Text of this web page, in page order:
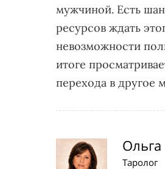
мужчиной. Есть
ресурсов ждать
невозможности
итоге
перехода в другое
Таролог